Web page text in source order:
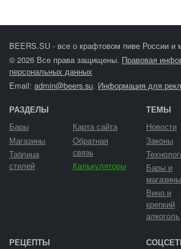
BEERS.SU - все о крафтовом пиве России и
© 2026 Все права защищены. Правовая
персональных данных
Email: admin@beers.su. Информация для
РАЗДЕЛЫ
Бары
Магазины
Таблица
стилей
Карта сайта
Обратная
связь
Калькуляторы
ТЕМЫ
Новости
Законы
Бары и
магазины
Вино и
крепкий
алкоголь
РЕЦЕПТЫ